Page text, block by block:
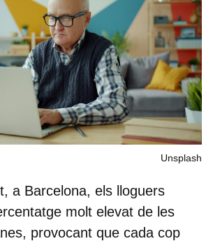
Unsplash
a Barcelona, els lloguers
molt elevat de les
provocant que cada cop